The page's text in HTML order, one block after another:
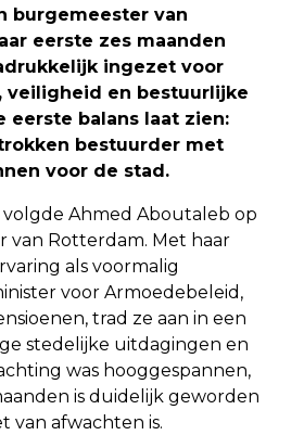
burgemeester van
eerste zes maanden
ingezet voor
veiligheid en bestuurlijke
eerste balans laat zien:
bestuurder met
voor de stad.
Ahmed Aboutaleb op
van Rotterdam. Met haar
als voormalig
voor Armoedebeleid,
trad ze aan in een
stedelijke uitdagingen en
was hooggespannen,
is duidelijk geworden
van afwachten is.